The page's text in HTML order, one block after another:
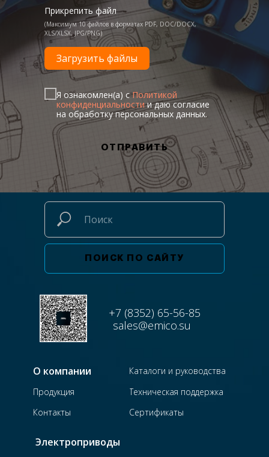
Прикрепить файл
(Максимум 10 файлов в форматах PDF, DOC/DOCX,
XLS/XLSX, JPG/PNG)
Загрузить файлы
Я ознакомлен(а) сПолитикой
конфиденциальностии даю согласие
на обработку персональных данных.
ОТПРАВИТЬ
ПОИСК ПО САЙТУ
+7 (8352) 65-56-85
sales@emico.su
Сертификаты
Техническая поддержка
Каталоги и руководства
Контакты
Продукция
О компании
Электроприводы